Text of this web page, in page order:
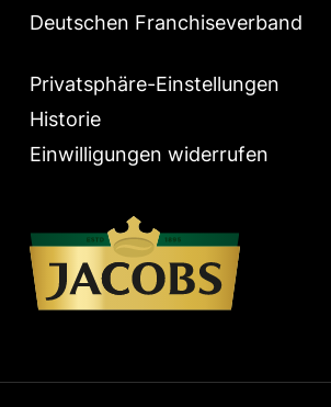
Deutschen Franchiseverband
Privatsphäre-Einstellungen
Historie
Einwilligungen widerrufen